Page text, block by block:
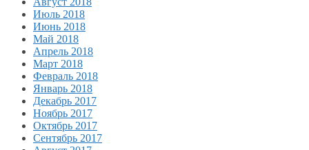
Июль 2018
Июнь 2018
Май 2018
Апрель 2018
Март 2018
Февраль 2018
Январь 2018
Декабрь 2017
Ноябрь 2017
Октябрь 2017
Сентябрь 2017